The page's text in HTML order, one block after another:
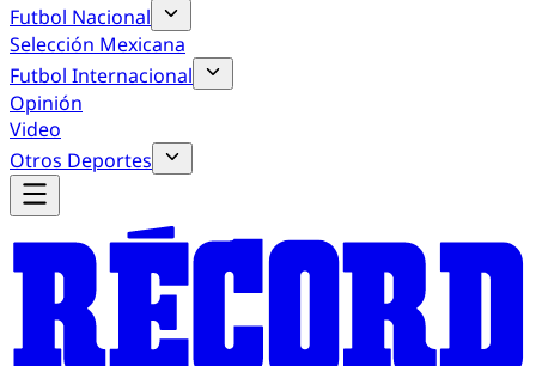
Futbol Nacional
Selección Mexicana
Futbol Internacional
Opinión
Video
Otros Deportes